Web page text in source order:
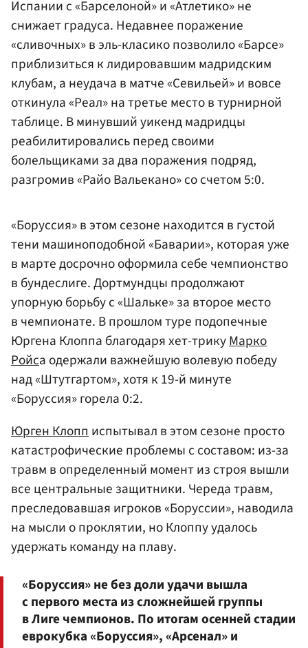
Испании с «Барселоной» и «Атлетико» не
снижает градуса. Недавнее поражение
«сливочных» в эль-класико позволило «Барсе»
приблизиться к лидировавшим мадридским
клубам, а неудача в матче «Севильей» и вовсе
откинула «Реал» на третье место в турнирной
таблице. В минувший уикенд мадридцы
реабилитировались перед своими
болельщиками за два поражения подряд,
разгромив «Райо Вальекано» со счетом 5:0.
«Боруссия» в этом сезоне находится в густой
тени машиноподобной «Баварии», которая уже
в марте досрочно оформила себе чемпионство
в бундеслиге. Дортмундцы продолжают
упорную борьбу с «Шальке» за второе место
в чемпионате. В прошлом туре подопечные
Юргена Клоппа благодаря хет-трикуМарко
Ройса одержали важнейшую волевую победу
над «Штутгартом», хотя к 19-й минуте
«Боруссия» горела 0:2.
Юрген Клопписпытывал в этом сезоне просто
катастрофические проблемы с составом: из-за
травм в определенный момент из строя вышли
все центральные защитники. Череда травм,
преследовавшая игроков «Боруссии», наводила
на мысли о проклятии, но Клоппу удалось
удержать команду на плаву.
«Боруссия» не без доли удачи вышла
с первого места из сложнейшей группы
в Лиге чемпионов. По итогам осенней стадии
еврокубка «Боруссия», «Арсенал» и